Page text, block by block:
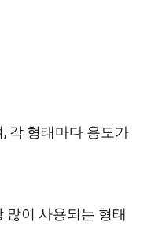
각 형태마다 용도가
많이 사용되는 형태